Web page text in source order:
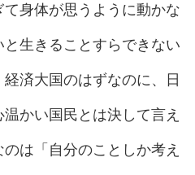
身体が思うように動かな
生きることすらできない
済大国のはずなのに、日
かい国民とは決して言え
は「自分のことしか考え